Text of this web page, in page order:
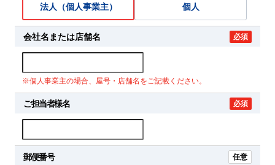
法人（個人事業主） 個人
会社名または店舗名 必須
※個人事業主の場合、屋号・店舗名をご記載ください。
ご担当者様名 必須
郵便番号 任意